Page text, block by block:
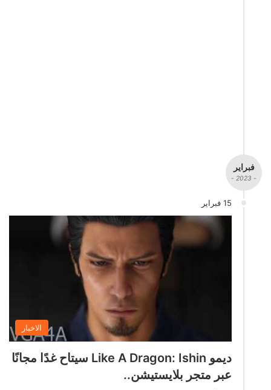
فبراير
- 2023 -
15 فبراير
الاخبار
ديمو Like A Dragon: Ishin سيتاح غدًا مجانًا
عبر متجر بلايستيشن..